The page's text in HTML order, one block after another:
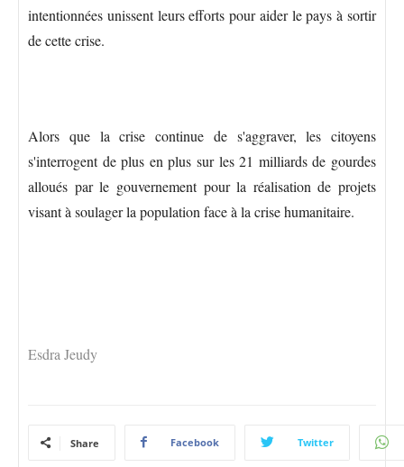
intentionnées unissent leurs efforts pour aider le pays à sortir
de cette crise.
Alors que la crise continue de s'aggraver, les citoyens
s'interrogent de plus en plus sur les 21 milliards de gourdes
alloués par le gouvernement pour la réalisation de projets
visant à soulager la population face à la crise humanitaire.
Esdra Jeudy
Share Facebook Twitter